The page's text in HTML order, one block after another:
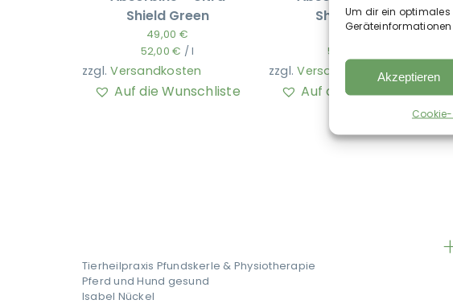
Um dir ein optimales
Akzeptieren
Shield Green
49,00 €
52,00€ /l
zzgl.Versandkosten
Auf die Wunschliste
Shield Black
52,00€
54,97
zzgl.Versandkosten
Auf die Wunschliste
Tierheilpraxis Pfundskerle & Physiotherapie
Pferd und Hund gesund
Isabel Nückel